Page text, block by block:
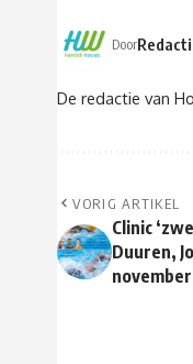
Door
De redactie van
VORIG ARTIKEL
Clinic
Duuren,